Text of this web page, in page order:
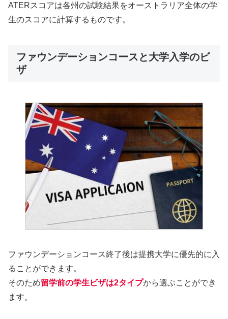
ATERスコアは各州の試験結果をオーストラリア全体の学
生のスコアに計算するものです。
ファウンデーションコースと大学入学のビ
ザ
ファウンデーションコース終了後は提携大学に優先的に入
ることができます。
そのため留学前の学生ビザは2タイプから選ぶことができ
ます。